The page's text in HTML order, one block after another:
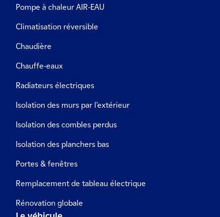
Pompe à chaleur AIR-EAU
Climatisation réversible
Chaudière
Chauffe-eaux
Radiateurs électriques
Isolation des murs par l’extérieur
Isolation des combles perdus
Isolation des planchers bas
Portes & fenêtres
Remplacement de tableau électrique
Rénovation globale